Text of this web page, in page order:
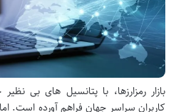
بازار رمزارزها، با پتانسیل های بی
کاربران سراسر جهان فراهم آورده است. اما